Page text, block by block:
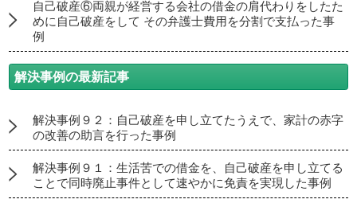
自己破産⑥両親が経営する会社の借金の肩代わりをしたた
めに自己破産をして その弁護士費用を分割で支払った事
例
解決事例の最新記事
解決事例９２：自己破産を申し立てたうえで、家計の赤字
の改善の助言を行った事例
解決事例９１：生活苦での借金を、自己破産を申し立てる
ことで同時廃止事件として速やかに免責を実現した事例